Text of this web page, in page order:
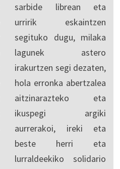
sarbide librean eta
urririk eskaintzen
segituko dugu, milaka
lagunek astero
irakurtzen segi dezaten,
hola erronka abertzalea
aitzinarazteko eta
ikuspegi argiki
aurrerakoi, ireki eta
beste herri eta
lurraldeekiko solidario